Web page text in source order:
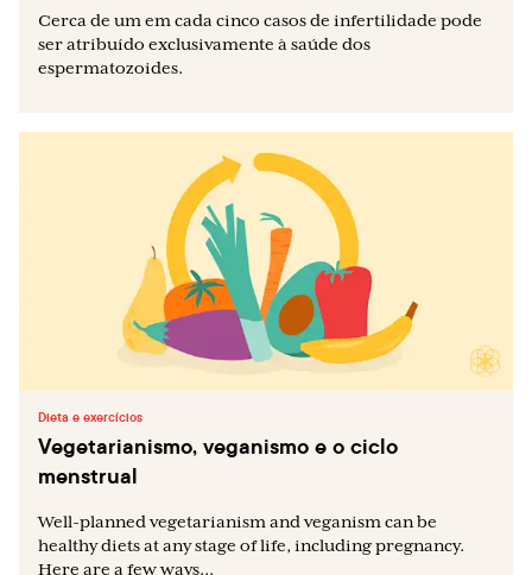
Cerca de um em cada cinco casos de infertilidade pode
ser atribuído exclusivamente à saúde dos
espermatozoides.
Dieta e exercícios
Vegetarianismo, veganismo e o ciclo
menstrual
Well-planned vegetarianism and veganism can be
healthy diets at any stage of life, including pregnancy.
Here are a few ways...